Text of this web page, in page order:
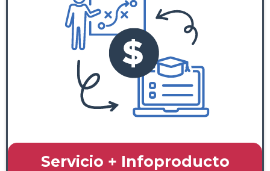
Servicio + Infoproducto